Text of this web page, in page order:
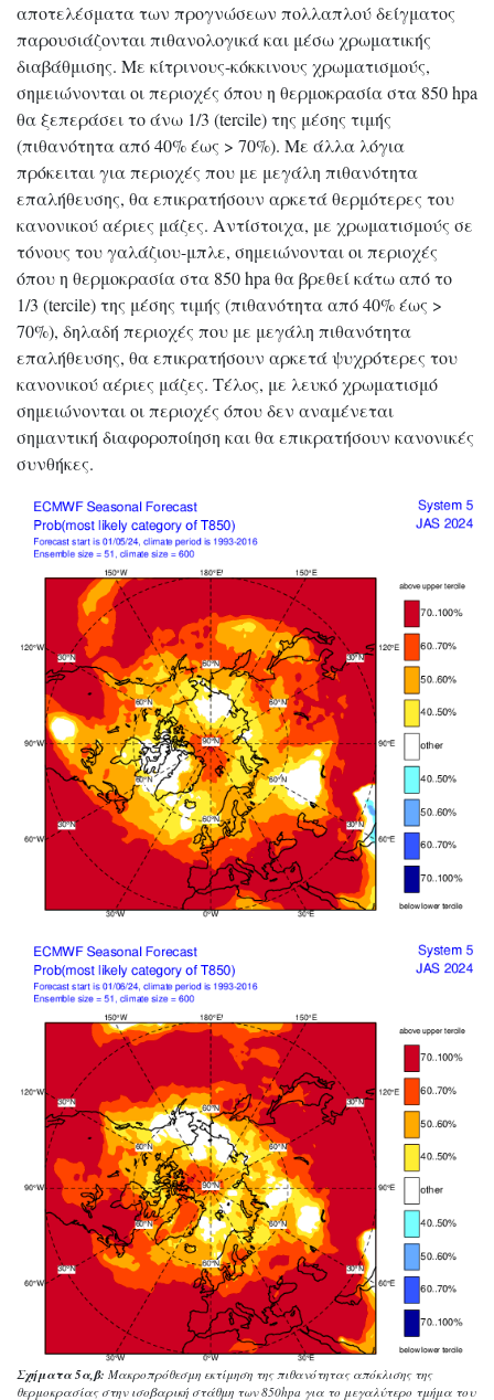
αποτελέσματα των προγνώσεων πολλαπλού δείγματος
παρουσιάζονται πιθανολογικά και μέσω χρωματικής
διαβάθμισης. Με κίτρινους-κόκκινους χρωματισμούς,
σημειώνονται οι περιοχές όπου η θερμοκρασία στα 850 hpa
θα ξεπεράσει το άνω 1/3 (tercile) της μέσης τιμής
(πιθανότητα από 40% έως > 70%). Με άλλα λόγια
πρόκειται για περιοχές που με μεγάλη πιθανότητα
επαλήθευσης, θα επικρατήσουν αρκετά θερμότερες του
κανονικού αέριες μάζες. Αντίστοιχα, με χρωματισμούς σε
τόνους του γαλάζιου-μπλε, σημειώνονται οι περιοχές
όπου η θερμοκρασία στα 850 hpa θα βρεθεί κάτω από το
1/3 (tercile) της μέσης τιμής (πιθανότητα από 40% έως >
70%), δηλαδή περιοχές που με μεγάλη πιθανότητα
επαλήθευσης, θα επικρατήσουν αρκετά ψυχρότερες του
κανονικού αέριες μάζες. Τέλος, με λευκό χρωματισμό
σημειώνονται οι περιοχές όπου δεν αναμένεται
σημαντική διαφοροποίηση και θα επικρατήσουν κανονικές
συνθήκες.
Σχήματα 5α,β: Μακροπρόθεσμη εκτίμηση της πιθανότητας απόκλισης της
θερμοκρασίας στην ισοβαρική στάθμη των 850hpa για το μεγαλύτερο τμήμα του